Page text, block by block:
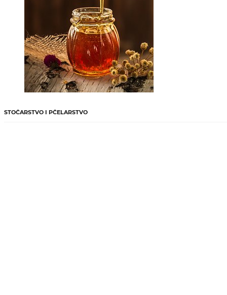
STOČARSTVO I PČELARSTVO